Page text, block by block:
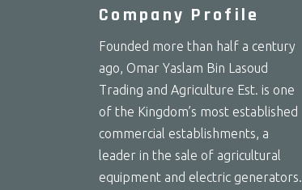
Company Profile
Founded more than half a century
ago, Omar Yaslam Bin Lasoud
Trading and Agriculture Est. is one
of the Kingdom’s most established
commercial establishments, a
leader in the sale of agricultural
equipment and electric generators.